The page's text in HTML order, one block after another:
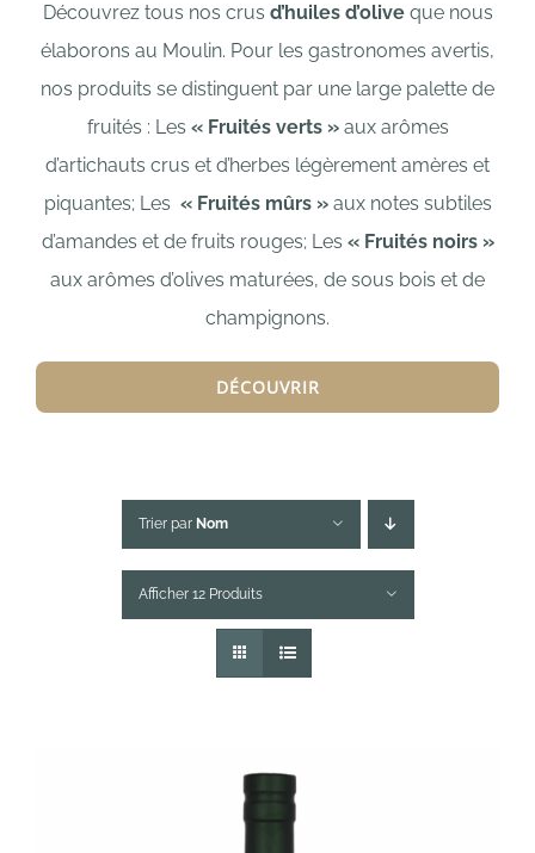
Découvrez tous nos crus d’huiles d’oliveque nous
élaborons au Moulin. Pour les gastronomes avertis,
nos produits se distinguent par une large palette de
fruités : Les « Fruités verts »aux arômes
d’artichauts crus et d’herbes légèrement amères et
piquantes; Les « Fruités mûrs » aux notes subtiles
d’amandes et de fruits rouges; Les « Fruités noirs »
aux arômes d’olives maturées, de sous bois et de
champignons.
DÉCOUVRIR
Trier par Nom
Afficher 12 Produits